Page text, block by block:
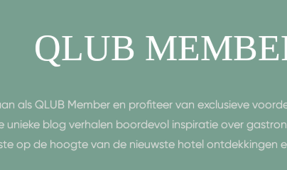
QLUB
als QLUB Member en profiteer van exclusieve
blog verhalen boordevol inspiratie over
op de hoogte van de nieuwste hotel ontdekkingen